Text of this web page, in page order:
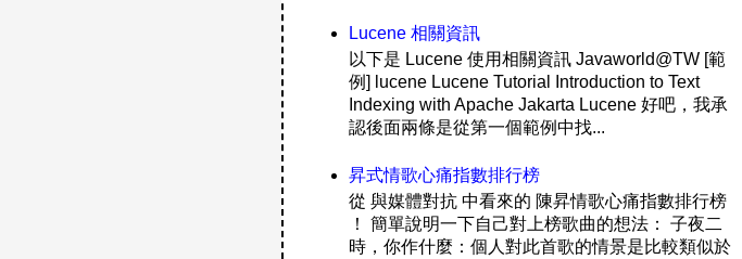
Lucene 相關資訊
以下是 Lucene 使用相關資訊 Javaworld@TW [範
例] lucene Lucene Tutorial Introduction to Text
Indexing with Apache Jakarta Lucene 好吧，我承
認後面兩條是從第一個範例中找...
昇式情歌心痛指數排行榜
從 與媒體對抗 中看來的 陳昇情歌心痛指數排行榜
！ 簡單說明一下自己對上榜歌曲的想法： 子夜二
時，你作什麼：個人對此首歌的情景是比較類似於